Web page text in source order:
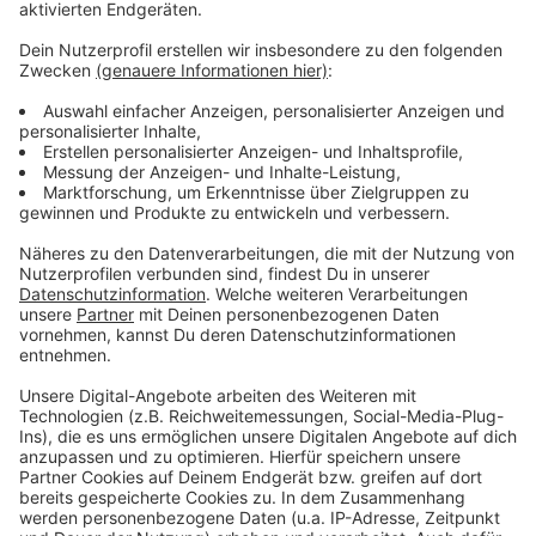
Frost
Anzeige
Das gesamte Wissen ist immer dabei: Dank
Smartphone und Wikipedia haben die meisten von uns
quasi das sämtliches Wissen der Menschheit ständig
in der Hosentasche. Immerhin gibt es fast 3 Millionen
deutsche Wikipedia-Artikel. Und unser Moderator
Hendrik Frost dachte sich: 'Es wird Zeit, dass sich das
alles mal jemand durchliest!'
Anzeige